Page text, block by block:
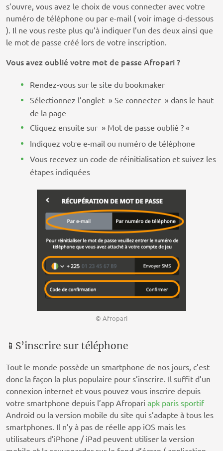
s’ouvre, vous avez le choix de vous connecter avec votre
numéro de téléphone ou par e-mail ( voir image ci-dessous
). Il ne vous reste plus qu’à indiquer l’un des deux ainsi que
le mot de passe créé lors de votre inscription.
Vous avez oublié votre mot de passe Afropari ?
Rendez-vous sur le site du bookmaker
Sélectionnez l’onglet » Se connecter » dans le haut
de la page
Cliquez ensuite sur » Mot de passe oublié ? «
Indiquez votre e-mail ou numéro de téléphone
Vous recevez un code de réinitialisation et suivez les
étapes indiquées
© Afropari
📱S’inscrire sur téléphone
Tout le monde possède un smartphone de nos jours, c’est
donc la façon la plus populaire pour s’inscrire. Il suffit d’un
connexion internet et vous pouvez vous inscrire depuis
votre smartphone depuis l’app Afropari apk paris sportif
Android ou la version mobile du site qui s’adapte à tous les
smartphones. Il n’y à pas de réelle app iOS mais les
utilisateurs d’iPhone / iPad peuvent utiliser la version